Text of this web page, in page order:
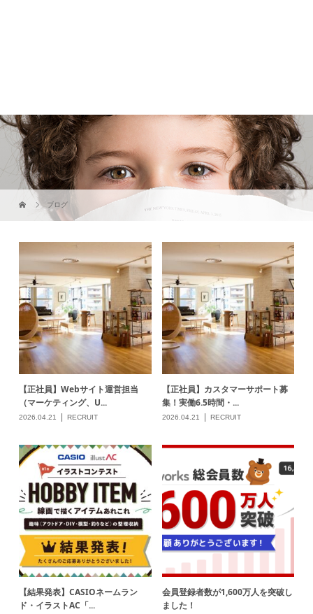
【正社員】Webサイト運営担当
（マーケティング、U...
2026.04.21 RECRUIT
【正社員】カスタマーサポート募
集！実働6.5時間・...
2026.04.21 RECRUIT
【結果発表】CASIOネームラン
ド・イラストAC「...
2026.03.19 INFORMATION
会員登録者数が1,600万人を突破し
ました！
2026.03.10 INFORMATION